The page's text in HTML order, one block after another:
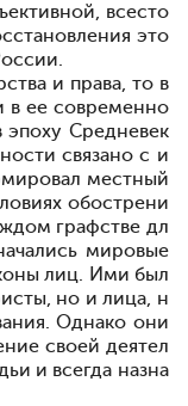
всесто
это
и права, то в
в ее современно
эпоху Средневек
связано с и
местный
обострени
графстве дл
мировые
лиц. Ими был
но и лица, н
Однако они
своей деятел
и всегда назна